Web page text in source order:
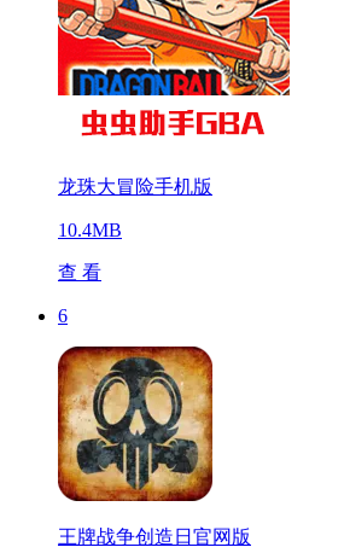
龙珠大冒险手机版
10.4MB
查 看
6
王牌战争创造日官网版